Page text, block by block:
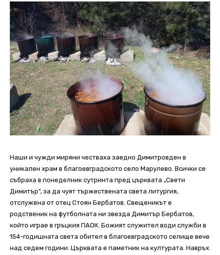
Наши и чужди миряни честваха заедно Димитровден в
уникален храм в благоевградското село Марулево. Всички се
събраха в понеделник сутринта пред църквата „Свети
Димитър”, за да чуят тържествената света литургия,
отслужена от отец Стоян Бербатов. Свещеникът е
родственик на футболната ни звезда Димитър Бербатов,
който играе в гръцкия ПАОК. Божият служител води служби в
154-годишната света обител в благоевградското селище вече
над седем години. Църквата е паметник на културата. Навръх